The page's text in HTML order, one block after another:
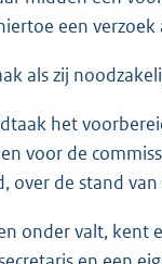
een
als zij
het
voor de
over de stand van
onder valt, kent